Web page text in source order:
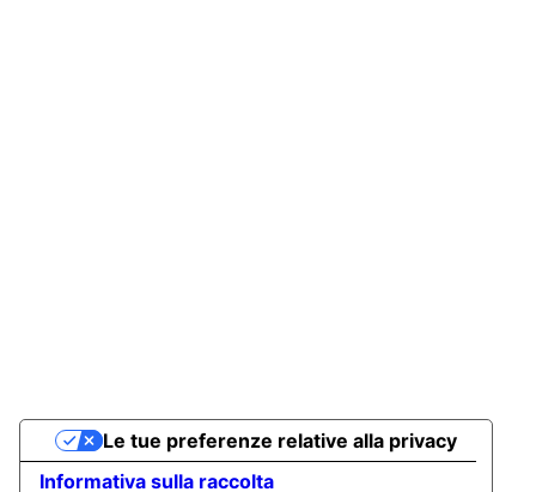
Informativa sulla raccolta
Le tue preferenze relative alla privacy